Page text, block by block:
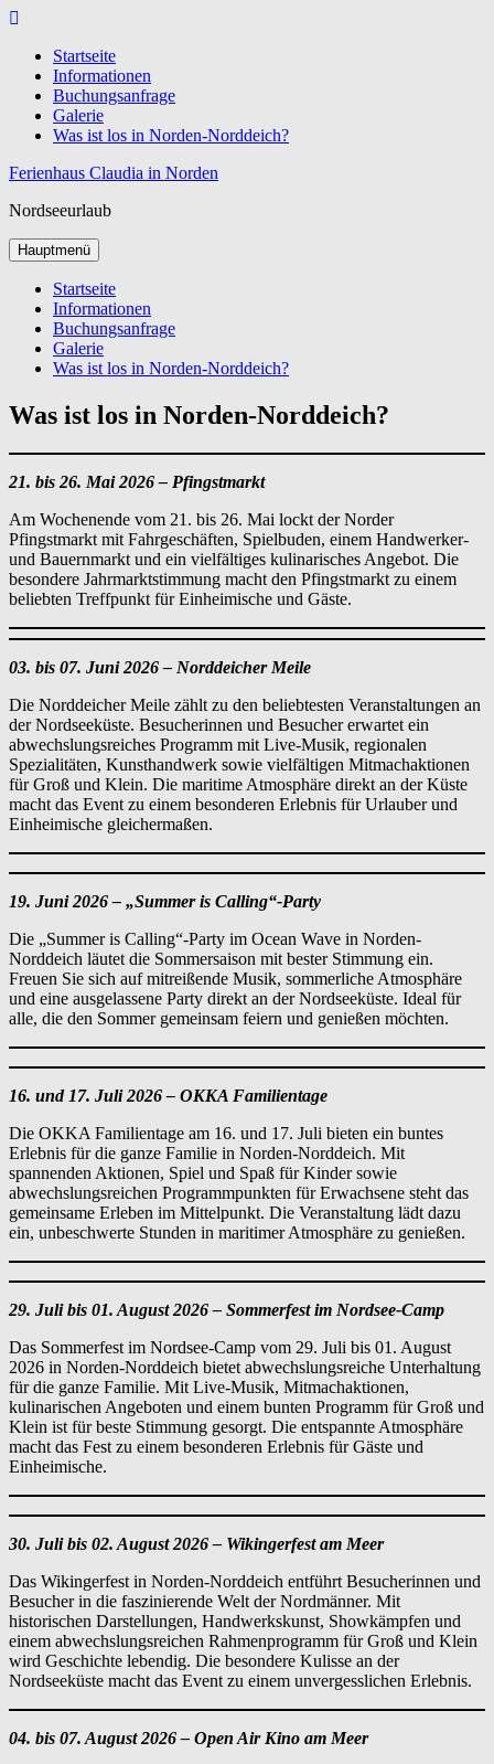
Zum
springenStartseite
Informationen
Buchungsanfrage
Galerie
Was ist los in Norden-Norddeich?
Ferienhaus Claudia in Norden
Nordseeurlaub
Hauptmenü
Startseite
Informationen
Buchungsanfrage
Galerie
Was ist los in Norden-Norddeich?
Was ist los in Norden-Norddeich?
21. bis 26. Mai 2026 – Pfingstmarkt
Am Wochenende vom 21. bis 26. Mai lockt der Norder
Pfingstmarkt mit Fahrgeschäften, Spielbuden, einem Handwerker-
und Bauernmarkt und ein vielfältiges kulinarisches Angebot. Die
besondere Jahrmarktstimmung macht den Pfingstmarkt zu einem
beliebten Treffpunkt für Einheimische und Gäste.
03. bis 07. Juni 2026 – Norddeicher Meile
Die Norddeicher Meile zählt zu den beliebtesten Veranstaltungen an
der Nordseeküste. Besucherinnen und Besucher erwartet ein
abwechslungsreiches Programm mit Live-Musik, regionalen
Spezialitäten, Kunsthandwerk sowie vielfältigen Mitmachaktionen
für Groß und Klein. Die maritime Atmosphäre direkt an der Küste
macht das Event zu einem besonderen Erlebnis für Urlauber und
Einheimische gleichermaßen.
19. Juni 2026 – „Summer is Calling“-Party
Die „Summer is Calling“-Party im Ocean Wave in Norden-
Norddeich läutet die Sommersaison mit bester Stimmung ein.
Freuen Sie sich auf mitreißende Musik, sommerliche Atmosphäre
und eine ausgelassene Party direkt an der Nordseeküste. Ideal für
alle, die den Sommer gemeinsam feiern und genießen möchten.
16. und 17. Juli 2026 – OKKA Familientage
Die OKKA Familientage am 16. und 17. Juli bieten ein buntes
Erlebnis für die ganze Familie in Norden-Norddeich. Mit
spannenden Aktionen, Spiel und Spaß für Kinder sowie
abwechslungsreichen Programmpunkten für Erwachsene steht das
gemeinsame Erleben im Mittelpunkt. Die Veranstaltung lädt dazu
ein, unbeschwerte Stunden in maritimer Atmosphäre zu genießen.
29. Juli bis 01. August 2026 – Sommerfest im Nordsee-Camp
Das Sommerfest im Nordsee-Camp vom 29. Juli bis 01. August
2026 in Norden-Norddeich bietet abwechslungsreiche Unterhaltung
für die ganze Familie. Mit Live-Musik, Mitmachaktionen,
kulinarischen Angeboten und einem bunten Programm für Groß und
Klein ist für beste Stimmung gesorgt. Die entspannte Atmosphäre
macht das Fest zu einem besonderen Erlebnis für Gäste und
Einheimische.
30. Juli bis 02. August 2026 – Wikingerfest am Meer
Das Wikingerfest in Norden-Norddeich entführt Besucherinnen und
Besucher in die faszinierende Welt der Nordmänner. Mit
historischen Darstellungen, Handwerkskunst, Showkämpfen und
einem abwechslungsreichen Rahmenprogramm für Groß und Klein
wird Geschichte lebendig. Die besondere Kulisse an der
Nordseeküste macht das Event zu einem unvergesslichen Erlebnis.
04. bis 07. August 2026 – Open Air Kino am Meer